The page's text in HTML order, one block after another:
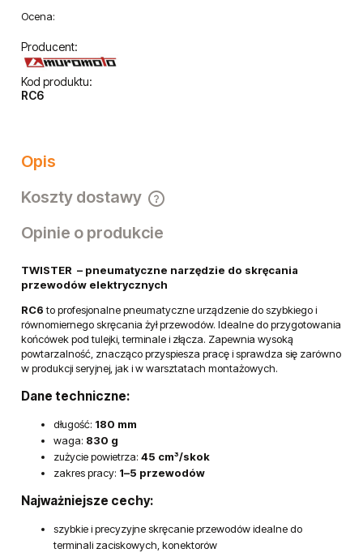
Ocena:
Producent:
Kod produktu:
RC6
Opis
Koszty dostawy
Cena nie zawiera ewentualnych kosztów płatności
Opinie o produkcie
TWISTER – pneumatyczne narzędzie do skręcania
przewodów elektrycznych
RC6to profesjonalne pneumatyczne urządzenie do szybkiego i
równomiernego skręcania żył przewodów. Idealne do przygotowania
końcówek pod tulejki, terminale i złącza. Zapewnia wysoką
powtarzalność, znacząco przyspiesza pracę i sprawdza się zarówno
w produkcji seryjnej, jak i w warsztatach montażowych.
Dane techniczne:
długość: 180 mm
waga: 830 g
zużycie powietrza: 45 cm³/skok
zakres pracy: 1–5 przewodów
Najważniejsze cechy:
szybkie i precyzyjne skręcanie przewodów idealne do
terminali zaciskowych, konektorów